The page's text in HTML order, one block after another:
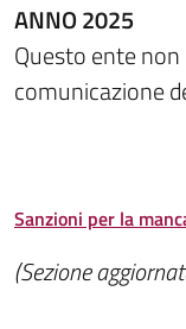
ANNO 2025
Questo ente
comunicazione
Sanzioni per la
(Sezione